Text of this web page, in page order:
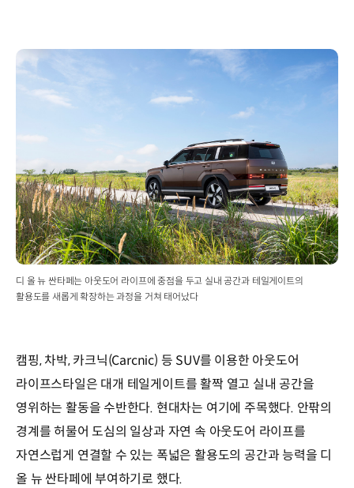
디 올 뉴 싼타페는 아웃도어 라이프에 중점을 두고 실내 공간과 테일게이트의
활용도를 새롭게 확장하는 과정을 거쳐 태어났다
캠핑, 차박, 카크닉(Carcnic) 등 SUV를 이용한 아웃도어
라이프스타일은 대개 테일게이트를 활짝 열고 실내 공간을
영위하는 활동을 수반한다. 현대차는 여기에 주목했다. 안팎의
경계를 허물어 도심의 일상과 자연 속 아웃도어 라이프를
자연스럽게 연결할 수 있는 폭넓은 활용도의 공간과 능력을 디
올 뉴 싼타페에 부여하기로 했다.